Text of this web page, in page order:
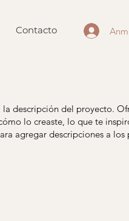
Contacto
la descripción del proyecto.
lo creaste, lo que te
agregar descripciones a